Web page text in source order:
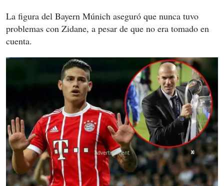
La figura del Bayern Múnich aseguró que nunca tuvo
problemas con Zidane, a pesar de que no era tomado en
cuenta.
X